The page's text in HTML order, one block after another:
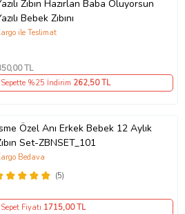
Zıbın Hazırlan Baba Oluyorsun
Bebek Zıbını
ile Teslimat
,00 TL
Sepette %25 İndirim 262,50 TL
Özel Anı Erkek Bebek 12 Aylık
Set-ZBNSET_101
(5)
Bedava
Sepet Fiyatı 1715,00 TL